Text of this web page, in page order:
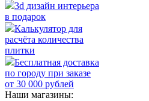
3d дизайн интерьера
в подарок
Калькулятор для
расчёта количества
плитки
Бесплатная доставка
по городу при заказе
от 30 000 рублей
Наши магазины: